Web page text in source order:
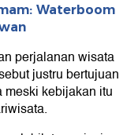
Waterboom
perjalanan wisata
justru bertujuan
kebijakan itu